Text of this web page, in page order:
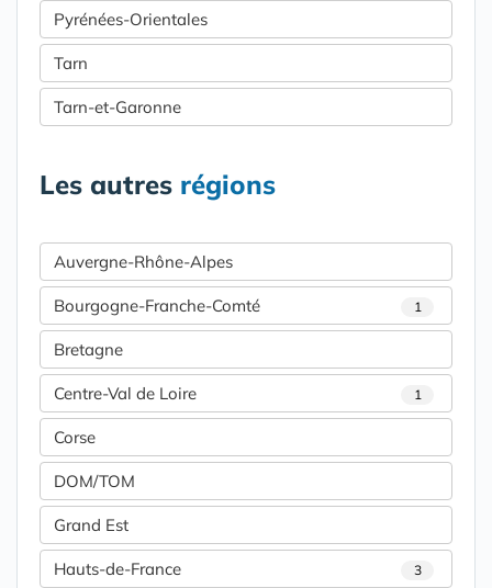
Pyrénées-Orientales
Tarn
Tarn-et-Garonne
Les autres régions
Auvergne-Rhône-Alpes
Bourgogne-Franche-Comté 1
Bretagne
Centre-Val de Loire 1
Corse
DOM/TOM
Grand Est
Hauts-de-France 3